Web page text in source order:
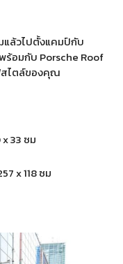
แล้วไปตั้งแคมป์กับ
ร้อมกับ Porsche Roof
สไตล์ของคุณ
33 ซม
x 118 ซม